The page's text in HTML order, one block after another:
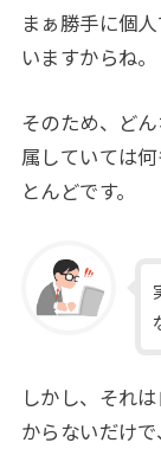
まぁ勝手に個
いますからね。
そのため、ど
属していては
とんどです。
しかし、それ
からないだけ